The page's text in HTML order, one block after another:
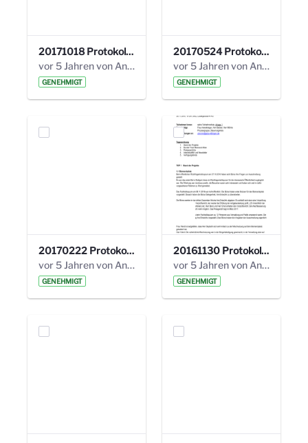
20171018 Protokoll 21. Steuerungskreis.pdf
vor 5 Jahren von Anni Schlumberger
GENEHMIGT
20170524 Protokoll 20. Steuerungskreis.pdf
vor 5 Jahren von Anni Schlumberger
GENEHMIGT
20170222 Protokoll 19. Steuerungskreis.pdf
vor 5 Jahren von Anni Schlumberger
GENEHMIGT
20161130 Protokoll 18. Steuerungskreis.pdf
vor 5 Jahren von Anni Schlumberger
GENEHMIGT